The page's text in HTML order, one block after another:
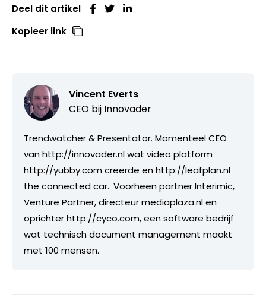
Deel dit artikel
Kopieer link
Vincent Everts
CEO bij Innovader
Trendwatcher & Presentator. Momenteel CEO
van http://innovader.nl wat video platform
http://yubby.com creerde en http://leafplan.nl
the connected car.. Voorheen partner Interimic,
Venture Partner, directeur mediaplaza.nl en
oprichter http://cyco.com, een software bedrijf
wat technisch document management maakt
met 100 mensen.